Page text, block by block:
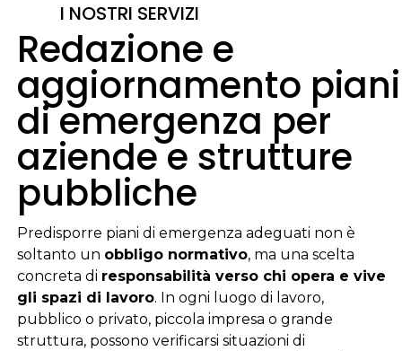
I NOSTRI SERVIZI
Redazione e
aggiornamento piani
di emergenza per
aziende e strutture
pubbliche
Predisporre piani di emergenza adeguati non è
soltanto un obbligo normativo, ma una scelta
concreta di responsabilità verso chi opera e vive
gli spazi di lavoro. In ogni luogo di lavoro,
pubblico o privato, piccola impresa o grande
struttura, possono verificarsi situazioni di